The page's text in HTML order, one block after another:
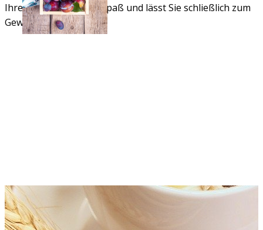
Ihre Mitarbeit, bringt Spaß und lässt Sie schließlich zum
Gewinner werden.